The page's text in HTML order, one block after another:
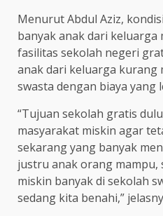
Menurut Abdul Aziz,
banyak anak dari
fasilitas sekolah negeri
anak dari keluarga kurang
swasta dengan biaya yang
“Tujuan sekolah gratis
masyarakat miskin agar
sekarang yang banyak
justru anak orang mampu,
miskin banyak di sekolah
sedang kita benahi,”